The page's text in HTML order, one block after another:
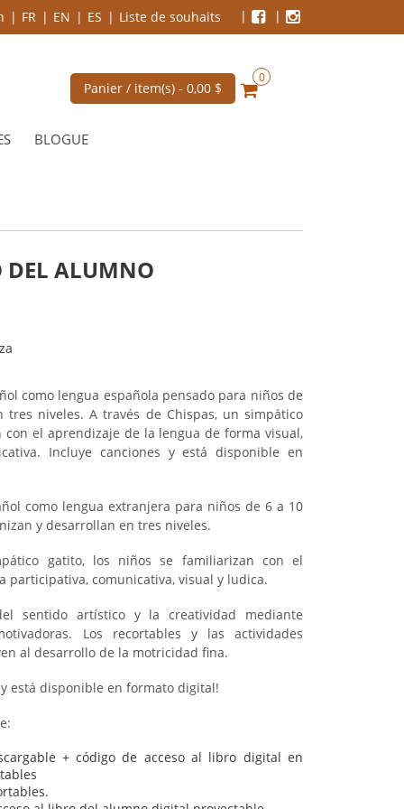
FR EN ES Liste de souhaits
Panier / item(s) - 0,00 $
0
BLOGUE
DEL ALUMNO
como lengua española pensado para niños de
tres niveles. A través de Chispas, un simpático
el aprendizaje de la lengua de forma visual,
Incluye canciones y está disponible en
como lengua extranjera para niños de 6 a 10
y desarrollan en tres niveles.
gatito, los niños se familiarizan con el
participativa, comunicativa, visual y ludica.
sentido artístico y la creatividad mediante
Los recortables y las actividades
al desarrollo de la motricidad fina.
está disponible en formato digital!
+ código de acceso al libro digital en